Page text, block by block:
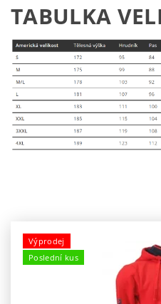
TABULKA
Výprodej
Poslední kus